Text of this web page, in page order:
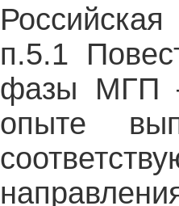
п.5.1
фазы МГП
опыте